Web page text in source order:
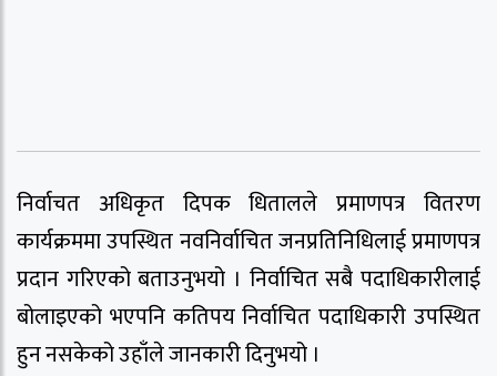
निर्वाचत अधिकृत दिपक धितालले प्रमाणपत्र वितरण
कार्यक्रममा उपस्थित नवनिर्वाचित जनप्रतिनिधिलाई प्रमाणपत्र
प्रदान गरिएको बताउनुभयो । निर्वाचित सबै पदाधिकारीलाई
बोलाइएको भएपनि कतिपय निर्वाचित पदाधिकारी उपस्थित
हुन नसकेको उहाँले जानकारी दिनुभयो ।